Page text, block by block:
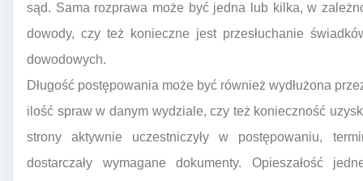
sąd. Sama rozprawa może być jedna lub kilka, w
dowody, czy też konieczne jest przesłuchanie
dowodowych.
Długość postępowania może być również wydłużona
ilość spraw w danym wydziale, czy też konieczność
strony aktywnie uczestniczyły w postępowaniu,
dostarczały wymagane dokumenty. Opieszałość